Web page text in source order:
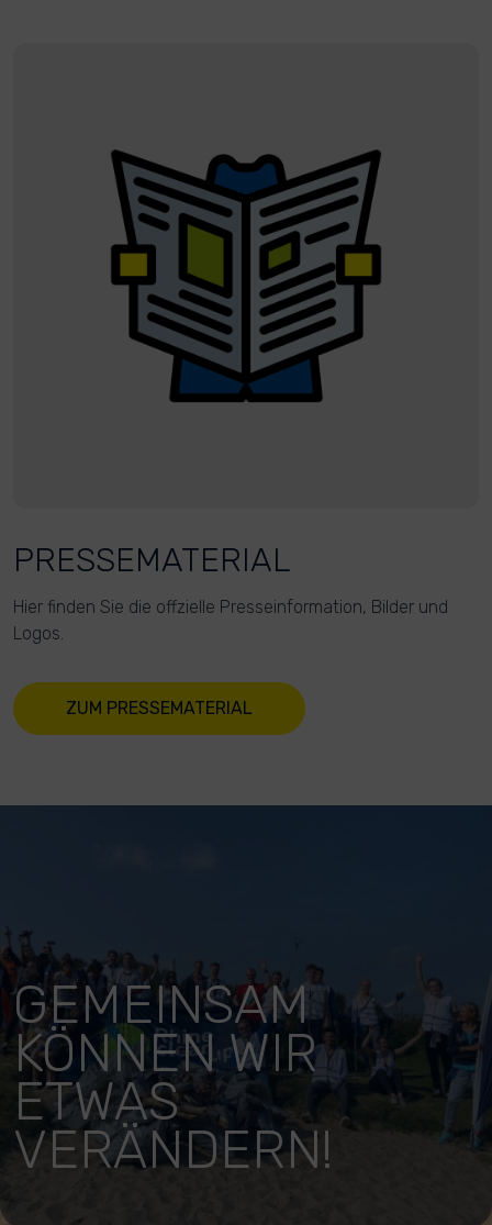
PRESSEMATERIAL
Hier finden Sie die offzielle Presseinformation, Bilder und
Logos.
ZUM PRESSEMATERIAL
GEMEINSAM
KÖNNEN WIR
ETWAS
VERÄNDERN!